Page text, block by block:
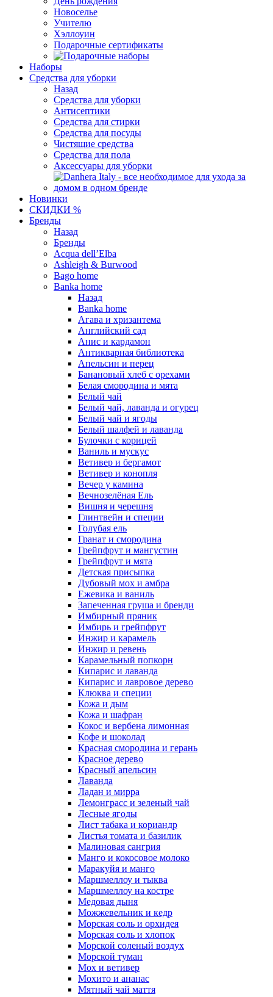
Новоселье
Учителю
Хэллоуин
Подарочные сертификаты
Наборы
Средства для уборки
Назад
Средства для уборки
Антисептики
Средства для стирки
Средства для посуды
Чистящие средства
Средства для пола
Аксессуары для уборки
Новинки
СКИДКИ %
Бренды
Назад
Бренды
Acqua dell’Elba
Ashleigh & Burwood
Bago home
Banka home
Назад
Banka home
Агава и хризантема
Английский сад
Анис и кардамон
Антикварная библиотека
Апельсин и перец
Банановый хлеб с орехами
Белая смородина и мята
Белый чай
Белый чай, лаванда и огурец
Белый чай и ягоды
Белый шалфей и лаванда
Булочки с корицей
Ваниль и мускус
Ветивер и бергамот
Ветивер и конопля
Вечер у камина
Вечнозелёная Ель
Вишня и черешня
Глинтвейн и специи
Голубая ель
Гранат и смородина
Грейпфрут и мангустин
Грейпфрут и мята
Детская присыпка
Дубовый мох и амбра
Ежевика и ваниль
Запеченная груша и бренди
Имбирный пряник
Имбирь и грейпфрут
Инжир и карамель
Инжир и ревень
Карамельный попкорн
Кипарис и лаванда
Кипарис и лавровое дерево
Клюква и специи
Кожа и дым
Кожа и шафран
Кокос и вербена лимонная
Кофе и шоколад
Красная смородина и герань
Красное дерево
Красный апельсин
Лаванда
Ладан и мирра
Лемонграсс и зеленый чай
Лесные ягоды
Лист табака и кориандр
Листья томата и базилик
Малиновая сангрия
Манго и кокосовое молоко
Маракуйя и манго
Маршмеллоу и тыква
Маршмеллоу на костре
Медовая дыня
Можжевельник и кедр
Морская соль и орхидея
Морская соль и хлопок
Морской соленый воздух
Морской туман
Мох и ветивер
Мохито и ананас
Мятный чай маття